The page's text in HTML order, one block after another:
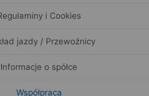
i Cookies
jazdy / Przewoźnicy
Informacje o spółce
Współpraca